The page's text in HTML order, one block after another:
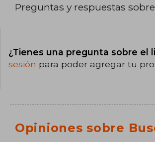
Preguntas y respuestas
¿Tienes una pregunta sobre el
sesión para poder agregar tu
Opiniones sobre